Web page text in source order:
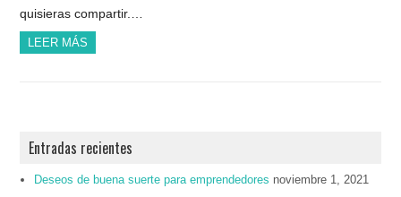
quisieras compartir.…
LEER MÁS
Entradas recientes
Deseos de buena suerte para emprendedores noviembre 1, 2021